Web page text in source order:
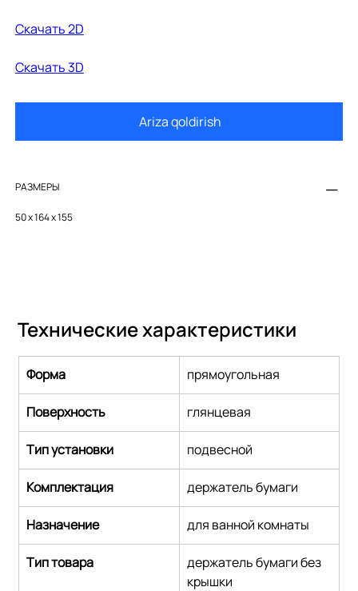
Cкачать 2D
Cкачать 3D
Ariza qoldirish
РАЗМЕРЫ
50 x 164 x 155
Технические характеристики
Форма прямоугольная
Поверхность глянцевая
Тип установки подвесной
Комплектация держатель бумаги
Назначение для ванной комнаты
Тип товара
держатель бумаги без
крышки